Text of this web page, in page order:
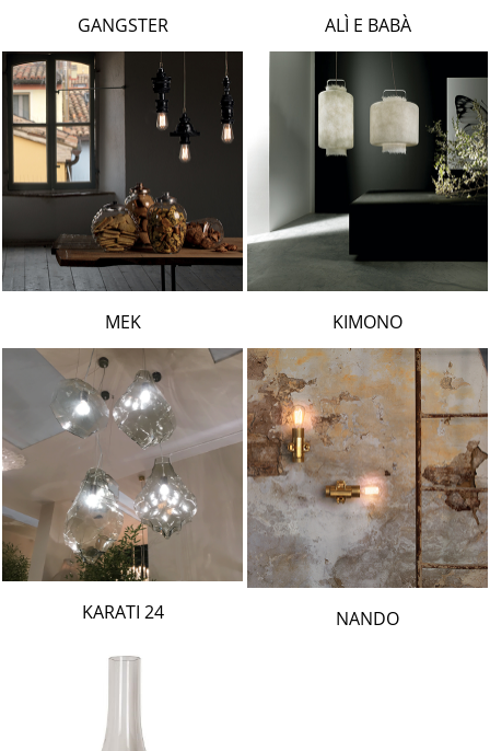
PORSCHE
CATELLANI & SMITH
VIABIZZUNO
ALÌ E BABÀ
GANGSTER
KIMONO
MEK
NANDO
24 KARATI